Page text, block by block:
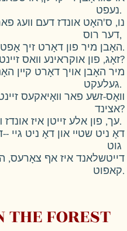
נעפט.
נו, ס'האָט אונדז דעם װעג
דער רוס,
האָבן מיר פון דאָרט זיך אָפטראָגן געמוזט.
-- זאָג, פון אוקראינע װאס זיינט איר אװעק?
געלעקט.
אצינד?
-- עך, פון אלע זייטן איז אונדז װי און װינד.
דאָ ניט שטײ און דאָ ניט גיי
דייטשלאנד איז אף צאָרעס,
קאפוט.
FOREST